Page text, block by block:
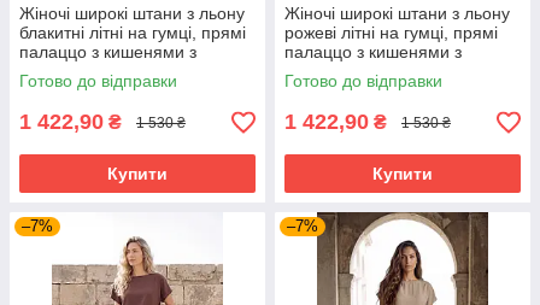
Жіночі широкі штани з льону
блакитні літні на гумці, прямі
палаццо з кишенями з
італійського льону 42-52
розміри
Готово до відправки
1 422,90 ₴ 1 530 ₴
Купити
Жіночі широкі штани з льону
рожеві літні на гумці, прямі
палаццо з кишенями з
італійського льону 42-52
розміри
Готово до відправки
1 422,90 ₴ 1 530 ₴
Купити
–7% –7%